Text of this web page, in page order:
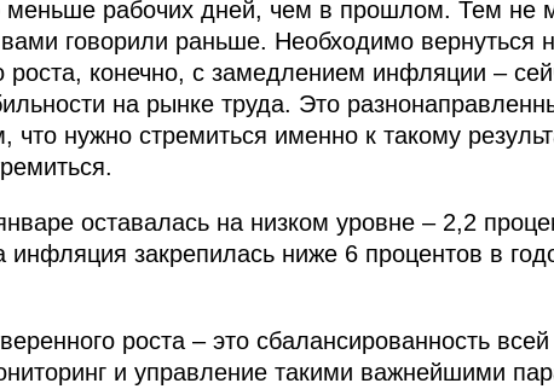
меньше рабочих дней, чем в прошлом. Тем не
говорили раньше. Необходимо вернуться
роста, конечно, с замедлением инфляции –
на рынке труда. Это
нужно стремиться именно к такому
оставалась на низком уровне – 2,2
инфляция закрепилась ниже 6 процентов в
роста – это сбалансированность
и управление такими важнейшими